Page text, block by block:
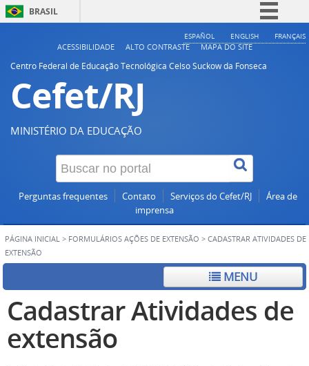
BRASIL
Simplifique!
ESPAÑOL ENGLISH FRANÇAIS
ACESSIBILIDADE ALTO CONTRASTE
MAPA DO SITE
Centro Federal de Educação Tecnológica Celso Suckow da Fonseca
Cefet/RJ
MINISTÉRIO DA EDUCAÇÃO
Perguntas frequentes Contato Serviços do Cefet/RJ
Área de
imprensa
PÁGINA INICIAL > FORMULÁRIOS AÇÕES DE EXTENSÃO > CADASTRAR ATIVIDADES DE
EXTENSÃO
MENU
Cadastrar Atividades de
extensão